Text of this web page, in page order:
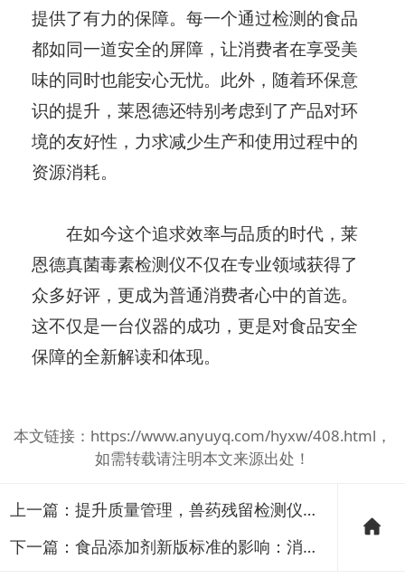
提供了有力的保障。每一个通过检测的食品
都如同一道安全的屏障，让消费者在享受美
味的同时也能安心无忧。此外，随着环保意
识的提升，莱恩德还特别考虑到了产品对环
境的友好性，力求减少生产和使用过程中的
资源消耗。
在如今这个追求效率与品质的时代，莱
恩德真菌毒素检测仪不仅在专业领域获得了
众多好评，更成为普通消费者心中的首选。
这不仅是一台仪器的成功，更是对食品安全
保障的全新解读和体现。
本文链接： https://www.anyuyq.com/hyxw/408.html ，
如需转载请注明本文来源出处！
上一篇：提升质量管理，兽药残留检测仪器必不可少
下一篇：食品添加剂新版标准的影响：消费者与生产者如何应对？